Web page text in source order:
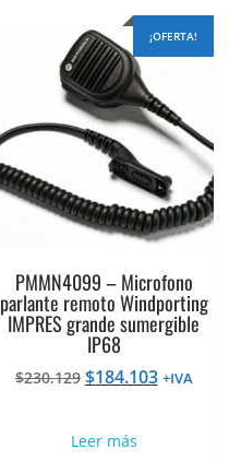
¡OFERTA!
PMMN4099 – Microfono
parlante remoto Windporting
IMPRES grande sumergible
IP68
$230.129 El
era:
$184.103El+IVA
Leer más